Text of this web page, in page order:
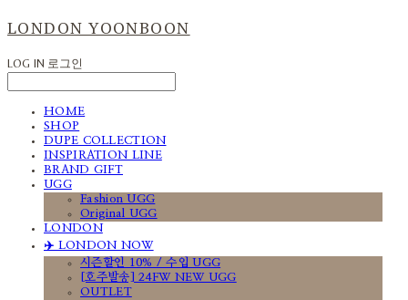
LONDON YOONBOON
LOG IN 로그인
HOME
SHOP
DUPE COLLECTION
INSPIRATION LINE
BRAND GIFT
UGG
Fashion UGG
Original UGG
LONDON
✈️ LONDON NOW
시즌할인 10% / 수입 UGG
[호주발송] 24FW NEW UGG
OUTLET